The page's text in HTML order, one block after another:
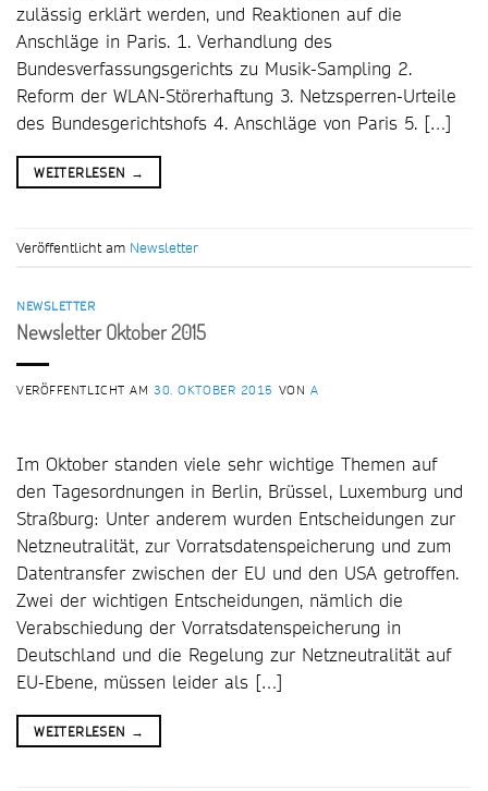
zulässig erklärt werden, und Reaktionen auf die
Anschläge in Paris. 1. Verhandlung des
Bundesverfassungsgerichts zu Musik-Sampling 2.
Reform der WLAN-Störerhaftung 3. Netzsperren-Urteile
des Bundesgerichtshofs 4. Anschläge von Paris 5. […]
WEITERLESEN →
Veröffentlicht am Newsletter
NEWSLETTER
Newsletter Oktober 2015
VERÖFFENTLICHT AM30. OKTOBER 2015 VON A
Im Oktober standen viele sehr wichtige Themen auf
den Tagesordnungen in Berlin, Brüssel, Luxemburg und
Straßburg: Unter anderem wurden Entscheidungen zur
Netzneutralität, zur Vorratsdatenspeicherung und zum
Datentransfer zwischen der EU und den USA getroffen.
Zwei der wichtigen Entscheidungen, nämlich die
Verabschiedung der Vorratsdatenspeicherung in
Deutschland und die Regelung zur Netzneutralität auf
EU-Ebene, müssen leider als […]
WEITERLESEN →